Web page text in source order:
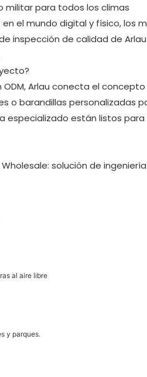
militar para todos los climas
el mundo digital y físico, los
inspección de calidad de
ODM, Arlau conecta el
o barandillas personalizadas
están listos para
al aire libre
y parques.